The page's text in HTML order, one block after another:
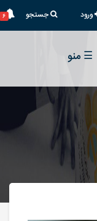
ورود جستجو ۶
☰ منو